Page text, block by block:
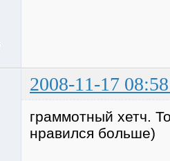
2008-11-17
граммотный хетч.
нравился больше)